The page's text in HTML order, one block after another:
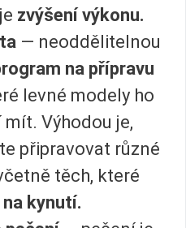
zvýšení výkonu.
— neoddělitelnou
na přípravu
levné modely ho
Výhodou je,
připravovat různé
těch, které
kynutí.